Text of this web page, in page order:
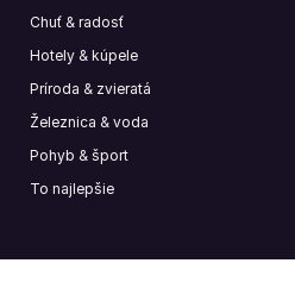
Chuť & radosť
Hotely & kúpele
Príroda & zvieratá
Železnica & voda
Pohyb & šport
To najlepšie